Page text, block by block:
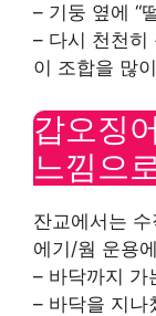
– 기둥 옆에 “
– 다시 천천히
이 조합을 많
갑오징
느낌으
잔교에서는
에기/웜 운용
– 바닥까지 가
– 바닥을 지나